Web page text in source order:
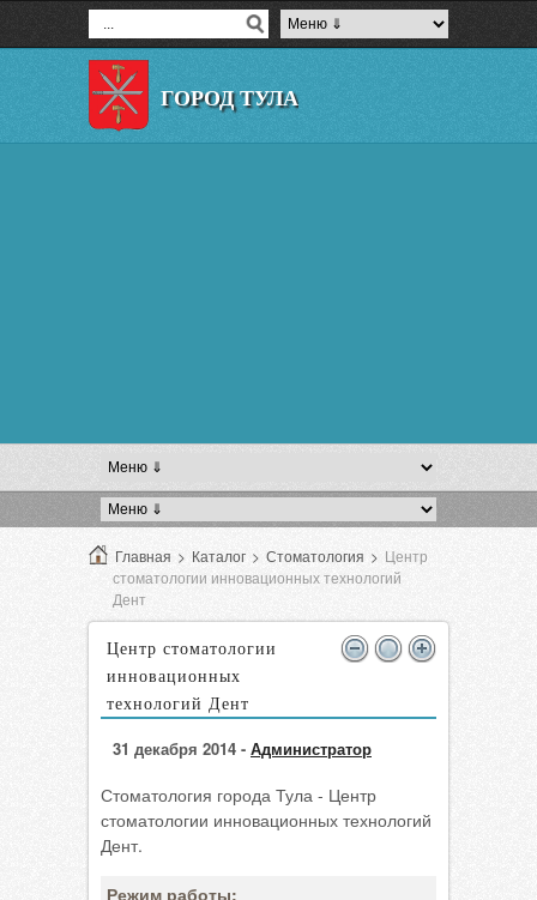
ГОРОД ТУЛА
Главная > Каталог > Стоматология > Центр
стоматологии инновационных технологий
Дент
Центр стоматологии
инновационных
технологий Дент
31 декабря 2014 - Администратор
Стоматология города Тула - Центр
стоматологии инновационных технологий
Дент.
Режим работы: